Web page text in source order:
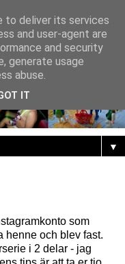
▼
som
henne och blev fast.
i 2 delar - jag
to deliver its services
and user-agent are
and security
generate usage
abuse.
IT